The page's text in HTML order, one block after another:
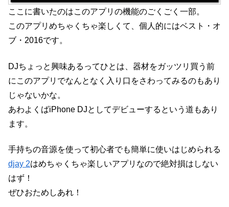
ここに書いたのはこのアプリの機能のごくごく一部。
このアプリめちゃくちゃ楽しくて、個人的にはベスト・オ
ブ・2016です。
DJちょっと興味あるってひとは、器材をガッツリ買う前
にこのアプリでなんとなく入り口をさわってみるのもあり
じゃないかな。
あわよくばiPhone DJとしてデビューするという道もあり
ます。
手持ちの音源を使って初心者でも簡単に使いはじめられる
djay 2はめちゃくちゃ楽しいアプリなので絶対損はしない
はず！
ぜひおためしあれ！